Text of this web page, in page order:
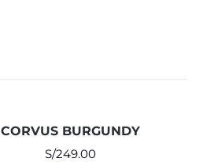
CORVUS BURGUNDY
S/249.00